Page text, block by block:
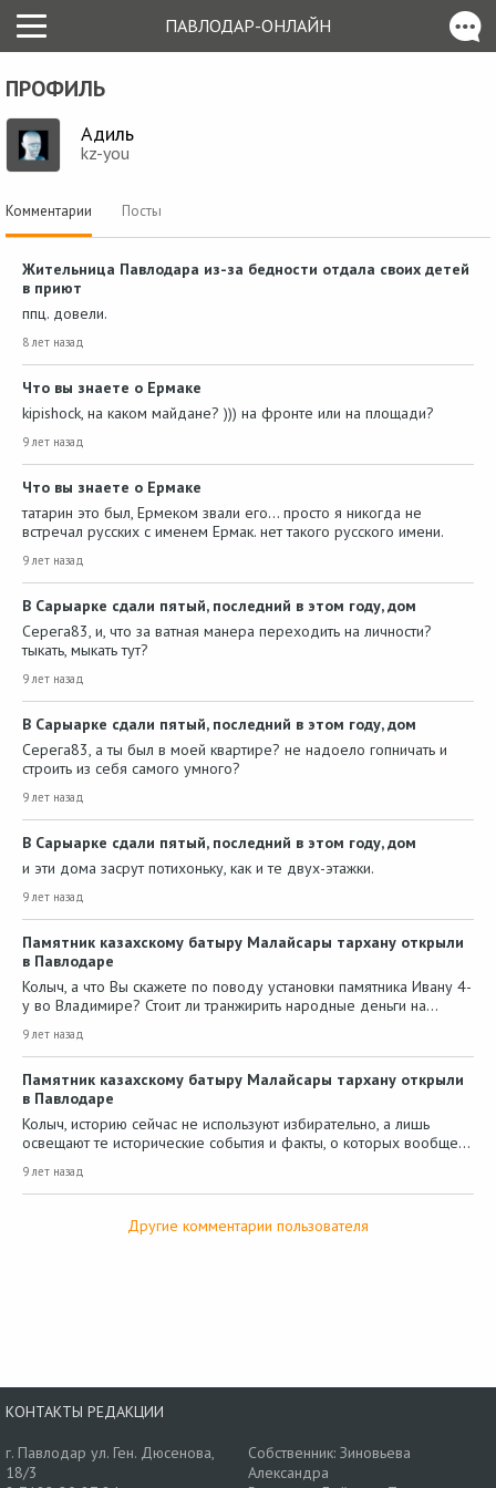
ПАВЛОДАР-ОНЛАЙН
ПРОФИЛЬ
Адиль
kz-you
Комментарии Посты
Жительница Павлодара из-за бедности отдала своих детей
в приют
ппц. довели.
8 лет назад
Что вы знаете о Ермаке
kipishock, на каком майдане? ))) на фронте или на площади?
9 лет назад
Что вы знаете о Ермаке
татарин это был, Ермеком звали его... просто я никогда не
встречал русских с именем Ермак. нет такого русского имени.
9 лет назад
В Сарыарке сдали пятый, последний в этом году, дом
Серега83, и, что за ватная манера переходить на личности?
тыкать, мыкать тут?
9 лет назад
В Сарыарке сдали пятый, последний в этом году, дом
Серега83, а ты был в моей квартире? не надоело гопничать и
строить из себя самого умного?
9 лет назад
В Сарыарке сдали пятый, последний в этом году, дом
и эти дома засрут потихоньку, как и те двух-этажки.
9 лет назад
Памятник казахскому батыру Малайсары тархану открыли
в Павлодаре
Колыч, а что Вы скажете по поводу установки памятника Ивану 4-
у во Владимире? Стоит ли транжирить народные деньги на…
9 лет назад
Памятник казахскому батыру Малайсары тархану открыли
в Павлодаре
Колыч, историю сейчас не используют избирательно, а лишь
освещают те исторические события и факты, о которых вообще…
9 лет назад
Другие комментарии пользователя
КОНТАКТЫ РЕДАКЦИИ
г. Павлодар ул. Ген. Дюсенова,
18/3
Собственник: Зиновьева
Александра